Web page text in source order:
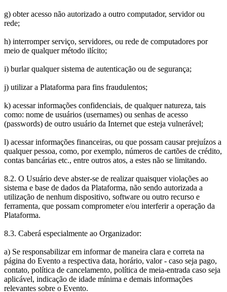
g) obter acesso não autorizado a outro computador, servidor ou
rede;
h) interromper serviço, servidores, ou rede de computadores por
meio de qualquer método ilícito;
i) burlar qualquer sistema de autenticação ou de segurança;
j) utilizar a Plataforma para fins fraudulentos;
k) acessar informações confidenciais, de qualquer natureza, tais
como: nome de usuários (usernames) ou senhas de acesso
(passwords) de outro usuário da Internet que esteja vulnerável;
l) acessar informações financeiras, ou que possam causar prejuízos a
qualquer pessoa, como, por exemplo, números de cartões de crédito,
contas bancárias etc., entre outros atos, a estes não se limitando.
8.2. O Usuário deve abster-se de realizar quaisquer violações ao
sistema e base de dados da Plataforma, não sendo autorizada a
utilização de nenhum dispositivo, software ou outro recurso e
ferramenta, que possam comprometer e/ou interferir a operação da
Plataforma.
8.3. Caberá especialmente ao Organizador:
a) Se responsabilizar em informar de maneira clara e correta na
página do Evento a respectiva data, horário, valor - caso seja pago,
contato, política de cancelamento, política de meia-entrada caso seja
aplicável, indicação de idade mínima e demais informações
relevantes sobre o Evento.